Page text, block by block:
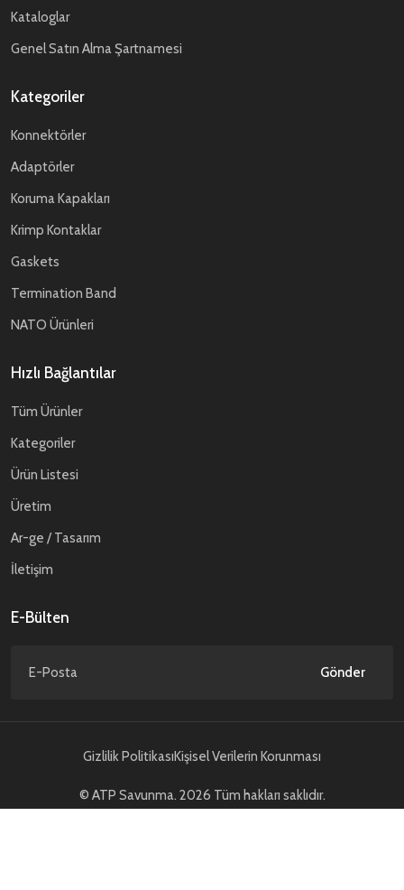
Kataloglar
Genel Satın Alma Şartnamesi
Kategoriler
Konnektörler
Adaptörler
Koruma Kapakları
Krimp Kontaklar
Gaskets
Termination Band
NATO Ürünleri
Hızlı Bağlantılar
Tüm Ürünler
Kategoriler
Ürün Listesi
Üretim
Ar-ge / Tasarım
İletişim
E-Bülten
Gönder
Gizlilik PolitikasıKişisel Verilerin Korunması
© ATP Savunma. 2026 Tüm hakları saklıdır.